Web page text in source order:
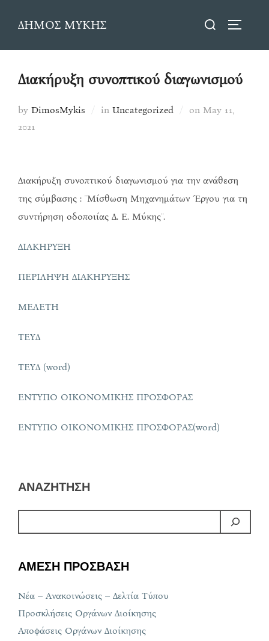
ΔΗΜΟΣ ΜΥΚΗΣ
Search
Διακήρυξη συνοπτικού διαγωνισμού
by DimosMykis in Uncategorized on Posted
May 11,
2021
Διακήρυξη συνοπτικού διαγωνισμού για την ανάθεση
της σύμβασης : ¨Μίσθωση Μηχανημάτων Έργου για τη
συντήρηση οδοποιίας Δ. Ε. Μύκης¨.
ΔΙΑΚΗΡΥΞΗ
ΠΕΡΙΛΗΨΗ ΔΙΑΚΗΡΥΞΗΣ
ΜΕΛΕΤΗ
ΤΕΥΔ
ΤΕΥΔ (word)
ΕΝΤΥΠΟ ΟΙΚΟΝΟΜΙΚΗΣ ΠΡΟΣΦΟΡΑΣ
ΕΝΤΥΠΟ ΟΙΚΟΝΟΜΙΚΗΣ ΠΡΟΣΦΟΡΑΣ(word)
ΑΝΑΖΗΤΗΣΗ
ΑΜΕΣΗ ΠΡΟΣΒΑΣΗ
Νέα – Ανακοινώσεις – Δελτία Τύπου
Προσκλήσεις Οργάνων Διοίκησης
Αποφάσεις Οργάνων Διοίκησης